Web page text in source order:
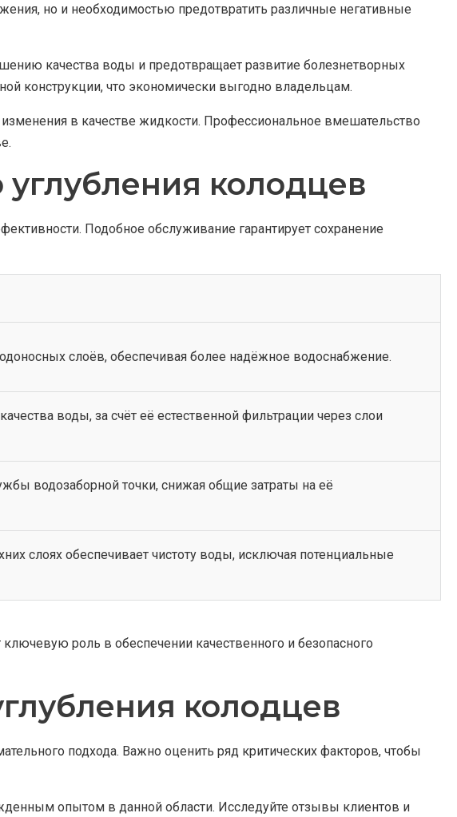
но и необходимостью предотвратить различные негативные
качества воды и предотвращает развитие болезнетворных
конструкции, что экономически выгодно владельцам.
в качестве жидкости. Профессиональное вмешательство
колодцев
Подобное обслуживание гарантирует сохранение
слоёв, обеспечивая более надёжное водоснабжение.
воды, за счёт её естественной фильтрации через слои
водозаборной точки, снижая общие затраты на её
слоях обеспечивает чистоту воды, исключая потенциальные
роль в обеспечении качественного и безопасного
колодцев
подхода. Важно оценить ряд критических факторов, чтобы
опытом в данной области. Исследуйте отзывы клиентов и